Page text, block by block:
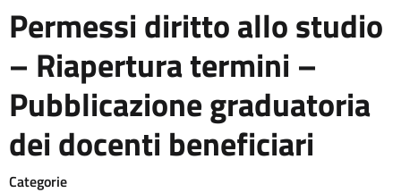
Permessi diritto allo studio
– Riapertura termini –
Pubblicazione graduatoria
dei docenti beneficiari
Categorie